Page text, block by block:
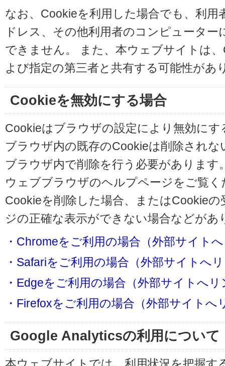
なお、Cookieを利用した場合でも、利用
ドレス、その他利用者のコンピュータ
できません。 また、本ウェブサイトは
よび指定の第三者と共有する可能性があ
Cookieを無効にする場合
Cookieはブラウザの設定により無効に
ブラウザ内の既存のCookieは削除され
ブラウザ内で削除を行う必要があります
ウェブブラウザのヘルプページをご覧く
Cookieを削除した場合、またはCookie
ジの正確な表示ができない場合などが
・Chromeをご利用の場合（外部サイト
・Safariをご利用の場合（外部サイトへ
・Edgeをご利用の場合（外部サイトへリ
・Firefoxをご利用の場合（外部サイトへ
Google Analyticsの利用について